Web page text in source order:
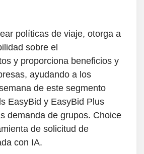
políticas de viaje, otorga a
sobre el
y proporciona beneficios y
ayudando a los
de este segmento
EasyBid y EasyBid Plus
demanda de grupos. Choice
de solicitud de
con IA.